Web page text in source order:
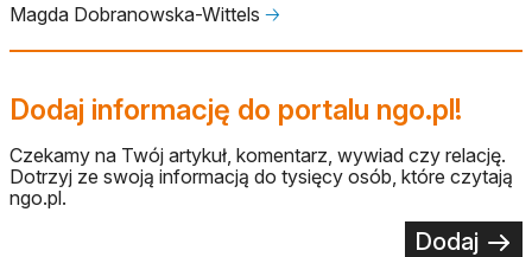
Magda Dobranowska-Wittels 🡢
Dodaj informację do portalu ngo.pl!
Czekamy na Twój artykuł, komentarz, wywiad czy relację.
Dotrzyj ze swoją informacją do tysięcy osób, które czytają
ngo.pl.
Dodaj